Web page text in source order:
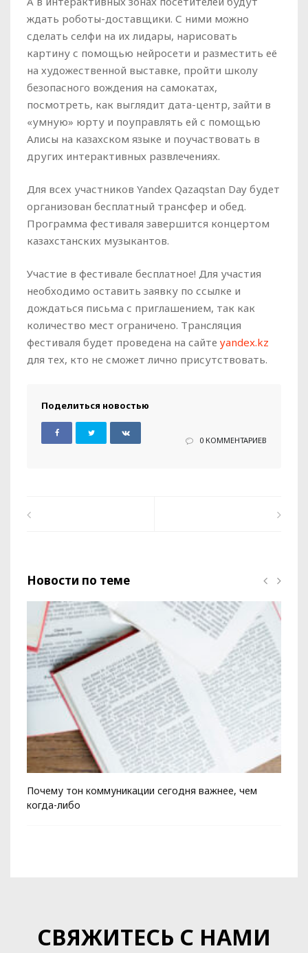
ждать роботы-доставщики. С ними можно
сделать селфи на их лидары, нарисовать
картину с помощью нейросети и разместить её
на художественной выставке, пройти школу
безопасного вождения на самокатах,
посмотреть, как выглядит дата-центр, зайти в
«умную» юрту и поуправлять ей с помощью
Алисы на казахском языке и поучаствовать в
других интерактивных развлечениях.
Для всех участников Yandex Qazaqstan Day будет
организован бесплатный трансфер и обед.
Программа фестиваля завершится концертом
казахстанских музыкантов.
Участие в фестивале бесплатное! Для участия
необходимо оставить заявку по ссылке и
дождаться письма с приглашением, так как
количество мест ограничено. Трансляция
фестиваля будет проведена на сайте yandex.kz
для тех, кто не сможет лично присутствовать.
Поделиться новостью
0 КОММЕНТАРИЕВ
Новости по теме
Почему тон коммуникации сегодня важнее, чем
когда-либо
СВЯЖИТЕСЬ С НАМИ